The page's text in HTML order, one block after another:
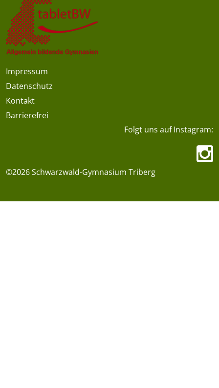
Impressum
Datenschutz
Kontakt
Barrierefrei
Folgt uns auf Instagram:
©2026 Schwarzwald-Gymnasium Triberg